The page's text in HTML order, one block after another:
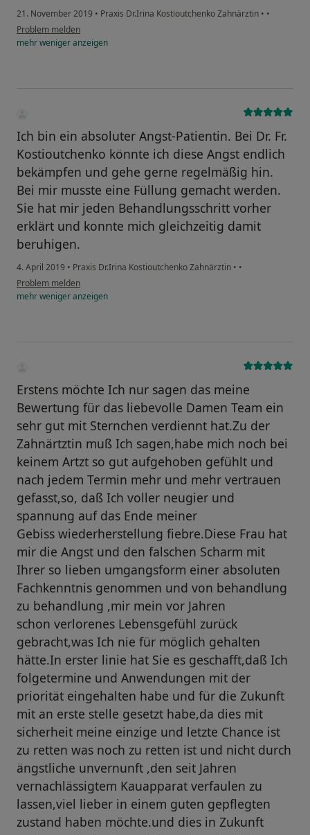
21. November 2019 • Praxis Dr.Irina Kostioutchenko Zahnärztin • •
Problem melden
mehrwenigeranzeigen
Ich bin ein absoluter Angst-Patientin. Bei Dr. Fr.
Kostioutchenko könnte ich diese Angst endlich
bekämpfen und gehe gerne regelmäßig hin.
Bei mir musste eine Füllung gemacht werden.
Sie hat mir jeden Behandlungsschritt vorher
erklärt und konnte mich gleichzeitig damit
beruhigen.
4. April 2019 • Praxis Dr.Irina Kostioutchenko Zahnärztin • •
Problem melden
mehrwenigeranzeigen
Erstens möchte Ich nur sagen das meine
Bewertung für das liebevolle Damen Team ein
sehr gut mit Sternchen verdiennt hat.Zu der
Zahnärtztin muß Ich sagen,habe mich noch bei
keinem Artzt so gut aufgehoben gefühlt und
nach jedem Termin mehr und mehr vertrauen
gefasst,so, daß Ich voller neugier und
spannung auf das Ende meiner
Gebiss wiederherstellung fiebre.Diese Frau hat
mir die Angst und den falschen Scharm mit
Ihrer so lieben umgangsform einer absoluten
Fachkenntnis genommen und von behandlung
zu behandlung ,mir mein vor Jahren
schon verlorenes Lebensgefühl zurück
gebracht,was Ich nie für möglich gehalten
hätte.In erster linie hat Sie es geschafft,daß Ich
folgetermine und Anwendungen mit der
priorität eingehalten habe und für die Zukunft
mit an erste stelle gesetzt habe,da dies mit
sicherheit meine einzige und letzte Chance ist
zu retten was noch zu retten ist und nicht durch
ängstliche unvernunft ,den seit Jahren
vernachlässigtem Kauapparat verfaulen zu
lassen,viel lieber in einem guten gepflegten
zustand haben möchte.und dies in Zukunft